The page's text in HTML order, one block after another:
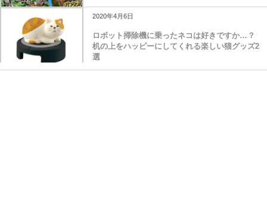
2020年4月6日
ロボット掃除機に乗ったネコは好きですか…？
机の上をハッピーにしてくれる楽しい猫グッズ2
選